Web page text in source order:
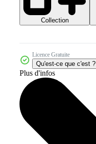
Collection
Licence Gratuite
Qu'est-ce que c'est ?
Plus d'infos